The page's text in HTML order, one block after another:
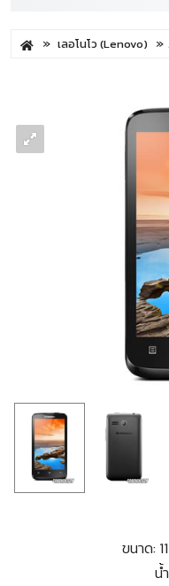
เลอโนโว (Lenovo)
ขนาด:
น้